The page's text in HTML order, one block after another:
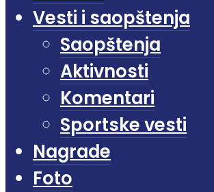
Vesti i saopštenja
Saopštenja
Aktivnosti
Komentari
Sportske vesti
Nagrade
Foto